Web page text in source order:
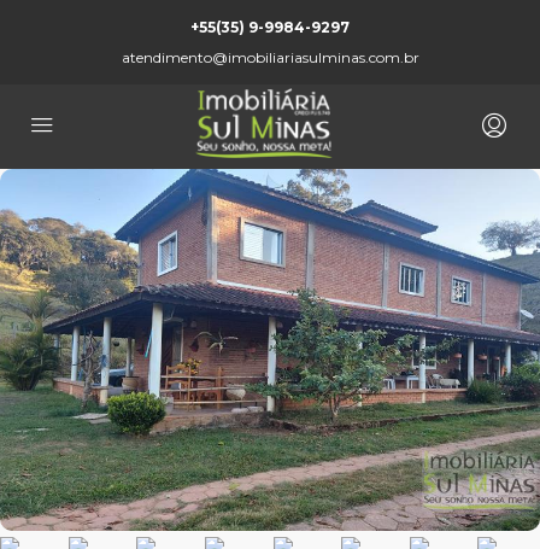
+55(35) 9-9984-9297
atendimento@imobiliariasulminas.com.br